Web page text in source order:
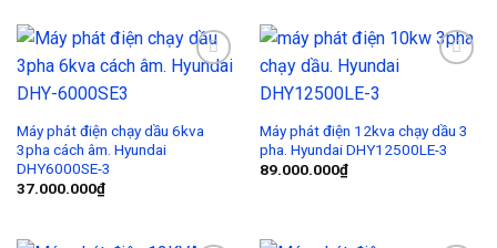
Add to
Máy phát điện chạy dầu 6kva
3pha cách âm. Hyundai
DHY6000SE-3
37.000.000₫
Máy phát điện 12kva chạy dầu 3
pha. Hyundai DHY12500LE-3
89.000.000₫